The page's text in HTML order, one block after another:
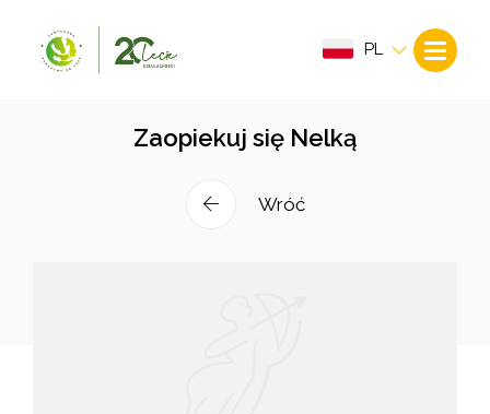
PL
Zaopiekuj się Nelką
Wróć